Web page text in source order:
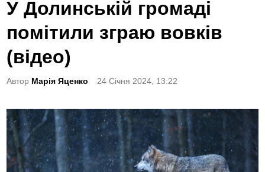
s
e
d
i
У Долинській громаді
помітили зграю вовків
(відео)
Автор Марія Яценко 24 Січня 2024, 13:22